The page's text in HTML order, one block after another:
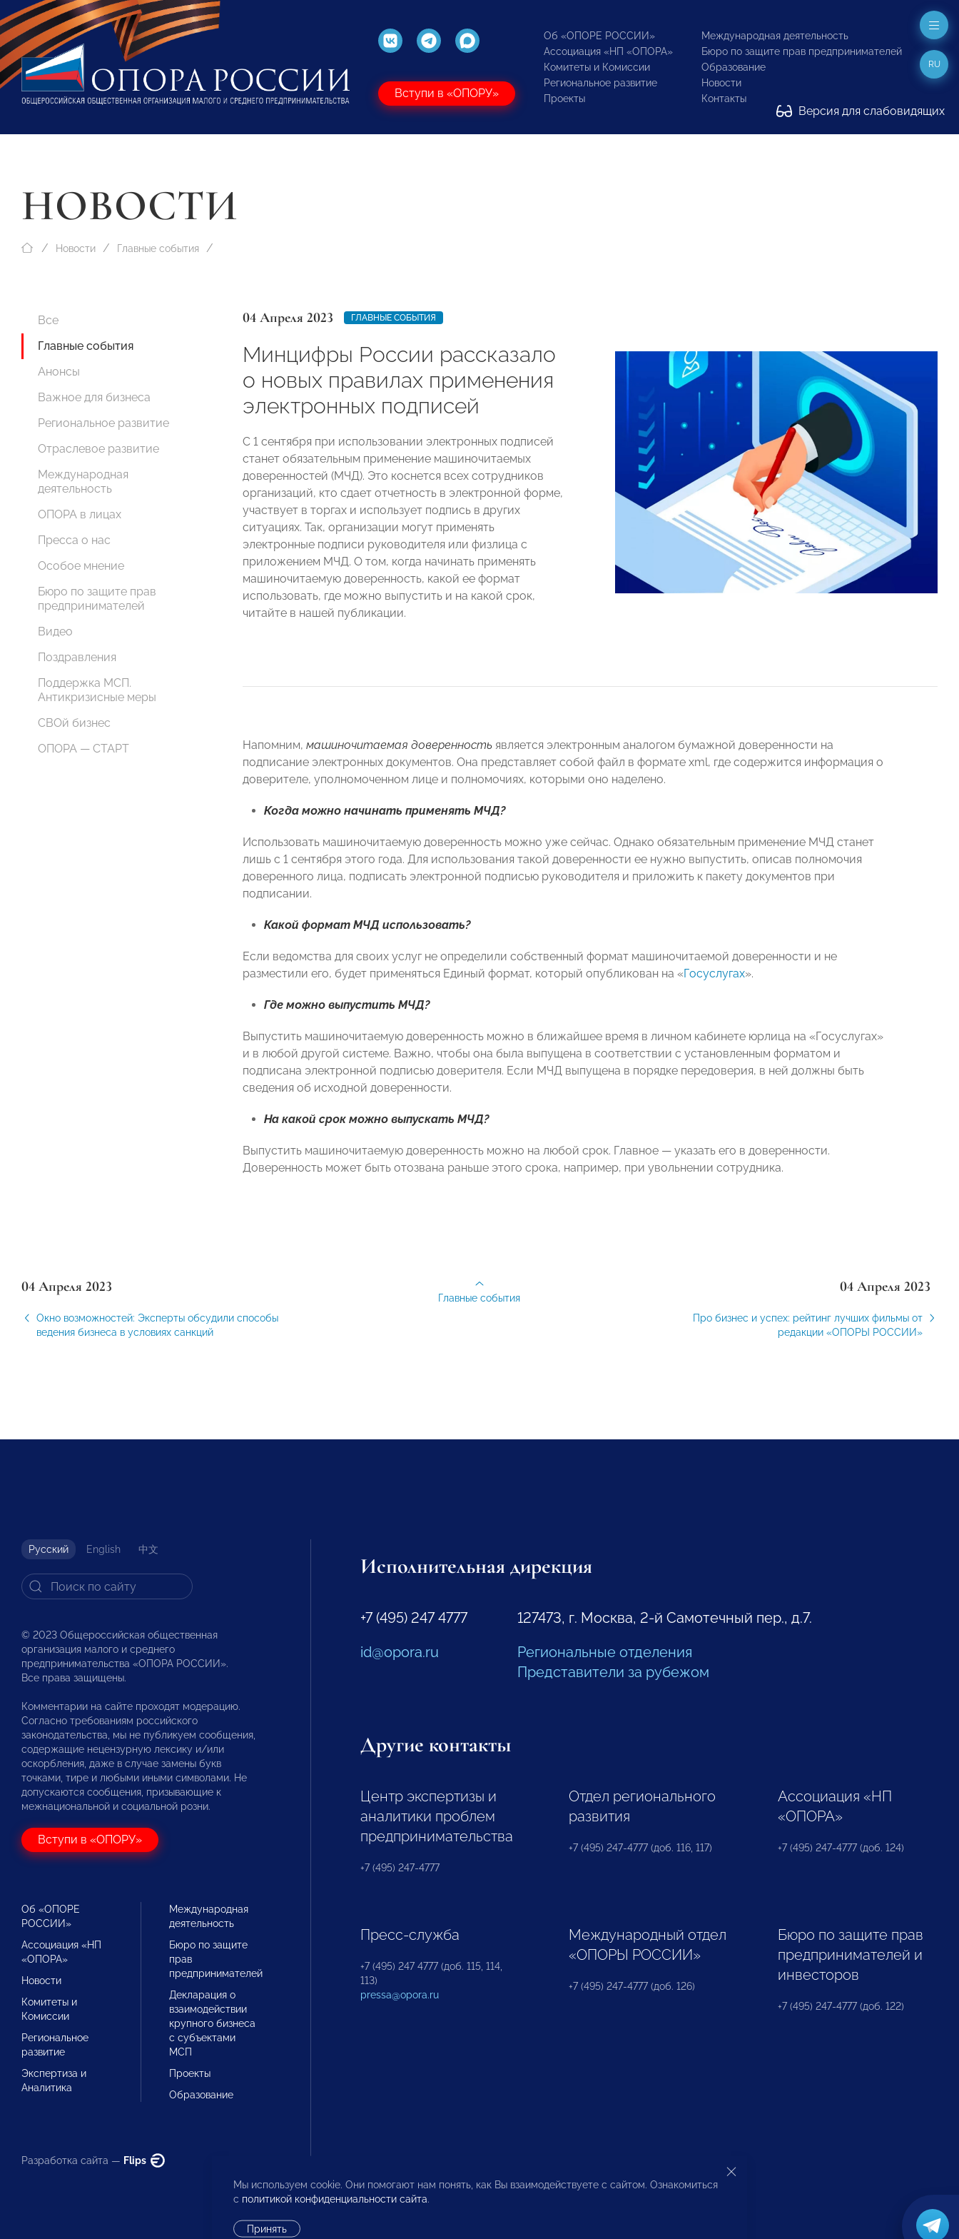
Вступи в «ОПОРУ»
Об «ОПОРЕ РОССИИ»
Ассоциация «НП «ОПОРА»
Комитеты и Комиссии
Региональное развитие
Проекты
Международная деятельность
Бюро по защите прав предпринимателей
Образование
Новости
Контакты
Версия для слабовидящих
RU
НОВОСТИ
Новости Главные события
Все
Главные события
Анонсы
Важное для бизнеса
Региональное развитие
Отраслевое развитие
Международная
деятельность
ОПОРА в лицах
Пресса о нас
Особое мнение
Бюро по защите прав
предпринимателей
Видео
Поздравления
Поддержка МСП.
Антикризисные меры
СВОй бизнес
ОПОРА — СТАРТ
04 Апреля 2023 ГЛАВНЫЕ СОБЫТИЯ
Минцифры России рассказало
о новых правилах применения
электронных подписей
С 1 сентября при использовании электронных подписей
станет обязательным применение машиночитаемых
доверенностей (МЧД). Это коснется всех сотрудников
организаций, кто сдает отчетность в электронной форме,
участвует в торгах и использует подпись в других
ситуациях. Так, организации могут применять
электронные подписи руководителя или физлица с
приложением МЧД. О том, когда начинать применять
машиночитаемую доверенность, какой ее формат
использовать, где можно выпустить и на какой срок,
читайте в нашей публикации.
Напомним, машиночитаемая доверенность является электронным аналогом бумажной доверенности на
подписание электронных документов. Она представляет собой файл в формате xml, где содержится информация о
доверителе, уполномоченном лице и полномочиях, которыми оно наделено.
Когда можно начинать применять МЧД?
Использовать машиночитаемую доверенность можно уже сейчас. Однако обязательным применение МЧД станет
лишь с 1 сентября этого года. Для использования такой доверенности ее нужно выпустить, описав полномочия
доверенного лица, подписать электронной подписью руководителя и приложить к пакету документов при
подписании.
Какой формат МЧД использовать?
Если ведомства для своих услуг не определили собственный формат машиночитаемой доверенности и не
разместили его, будет применяться Единый формат, который опубликован на «Госуслугах».
Где можно выпустить МЧД?
Выпустить машиночитаемую доверенность можно в ближайшее время в личном кабинете юрлица на «Госуслугах»
и в любой другой системе. Важно, чтобы она была выпущена в соответствии с установленным форматом и
подписана электронной подписью доверителя. Если МЧД выпущена в порядке передоверия, в ней должны быть
сведения об исходной доверенности.
На какой срок можно выпускать МЧД?
Выпустить машиночитаемую доверенность можно на любой срок. Главное — указать его в доверенности.
Доверенность может быть отозвана раньше этого срока, например, при увольнении сотрудника.
04 Апреля 2023
Окно возможностей: Эксперты обсудили способы
ведения бизнеса в условиях санкций
04 Апреля 2023
Про бизнес и успех: рейтинг лучших фильмы от
редакции «ОПОРЫ РОССИИ»
Главные события
Русский English 中文
© 2023 Общероссийская общественная
организация малого и среднего
предпринимательства «ОПОРА РОССИИ».
Все права защищены.
Комментарии на сайте проходят модерацию.
Согласно требованиям российского
законодательства, мы не публикуем сообщения,
содержащие нецензурную лексику и/или
оскорбления, даже в случае замены букв
точками, тире и любыми иными символами. Не
допускаются сообщения, призывающие к
межнациональной и социальной розни.
Вступи в «ОПОРУ»
Об «ОПОРЕ
РОССИИ»
Ассоциация «НП
«ОПОРА»
Новости
Комитеты и
Комиссии
Региональное
развитие
Экспертиза и
Аналитика
Международная
деятельность
Бюро по защите
прав
предпринимателей
Декларация о
взаимодействии
крупного бизнеса
с субъектами
МСП
Проекты
Образование
Разработка сайта — Flips
Исполнительная дирекция
+7 (495) 247 4777
id@opora.ru
127473, г. Москва, 2-й Самотечный пер., д.7.
Региональные отделения
Представители за рубежом
Другие контакты
Центр экспертизы и
аналитики проблем
предпринимательства
+7 (495) 247-4777
Отдел регионального
развития
+7 (495) 247-4777 (доб. 116, 117)
Ассоциация «НП
«ОПОРА»
+7 (495) 247-4777 (доб. 124)
Пресс-служба
+7 (495) 247 4777 (доб. 115, 114,
113)
pressa@opora.ru
Международный отдел
«ОПОРЫ РОССИИ»
+7 (495) 247-4777 (доб. 126)
Бюро по защите прав
предпринимателей и
инвесторов
+7 (495) 247-4777 (доб. 122)
Мы используем cookie. Они помогают нам понять, как Вы взаимодействуете с сайтом. Ознакомиться
с политикой конфиденциальности сайта.
Принять